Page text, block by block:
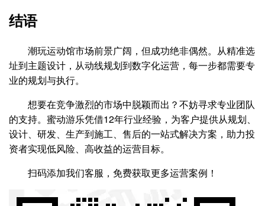
结语
潮玩运动馆市场前景广阔，但成功绝非偶然。从精准选
址到主题设计，从动线规划到数字化运营，每一步都需要专
业的规划与执行。
想要在竞争激烈的市场中脱颖而出？不妨寻求专业团队
的支持。蜜动游乐凭借12年行业经验，为客户提供从规划、
设计、研发、生产到施工、售后的一站式解决方案，助力投
资者实现低风险、高收益的运营目标。
扫码添加我们客服，免费获取更多运营案例！